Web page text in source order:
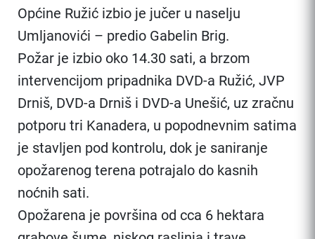
Općine Ružić izbio je jučer u naselju
Umljanovići – predio Gabelin Brig.
Požar je izbio oko 14.30 sati, a brzom
intervencijom pripadnika DVD-a Ružić, JVP
Drniš, DVD-a Drniš i DVD-a Unešić, uz zračnu
potporu tri Kanadera, u popodnevnim satima
je stavljen pod kontrolu, dok je saniranje
opožarenog terena potrajalo do kasnih
noćnih sati.
Opožarena je površina od cca 6 hektara